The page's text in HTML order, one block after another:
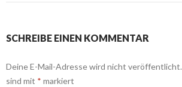
SCHREIBE EINEN KOMMENTAR
Deine E-Mail-Adresse wird nicht veröffentlicht.
sind mit * markiert